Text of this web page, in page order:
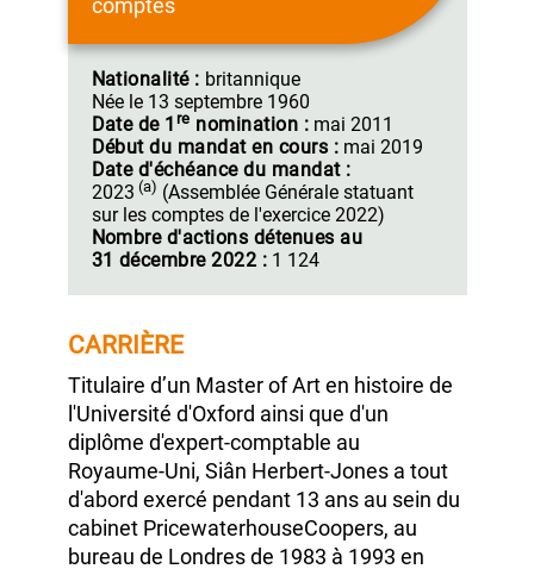
comptes
Nationalité :britannique
Née le13 septembre 1960
Date de1renomination : mai 2011
Début du mandat en cours : mai 2019
Date d'échéance du mandat :
(a)
sur les comptes del'exercice 2022)
31 décembre 2022 :
CARRIÈRE
Titulaire d’un Master of Arten histoire de
l'Université d'Oxford ainsi que d'un
diplôme d'expert‑comptable au
Royaume‑Uni,Siân Herbert‑Jonesa tout